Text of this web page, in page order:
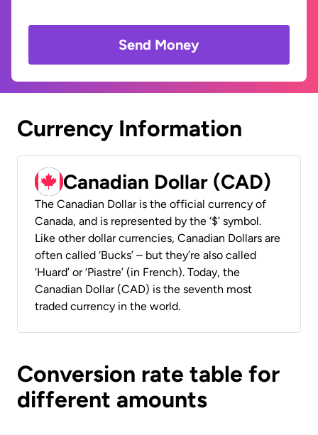
Send Money
Currency Information
Canadian Dollar (CAD)
The Canadian Dollar is the official currency of
Canada, and is represented by the ‘$’ symbol.
Like other dollar currencies, Canadian Dollars are
often called ‘Bucks’ – but they’re also called
‘Huard’ or ‘Piastre’ (in French). Today, the
Canadian Dollar (CAD) is the seventh most
traded currency in the world.
Conversion rate table for
different amounts